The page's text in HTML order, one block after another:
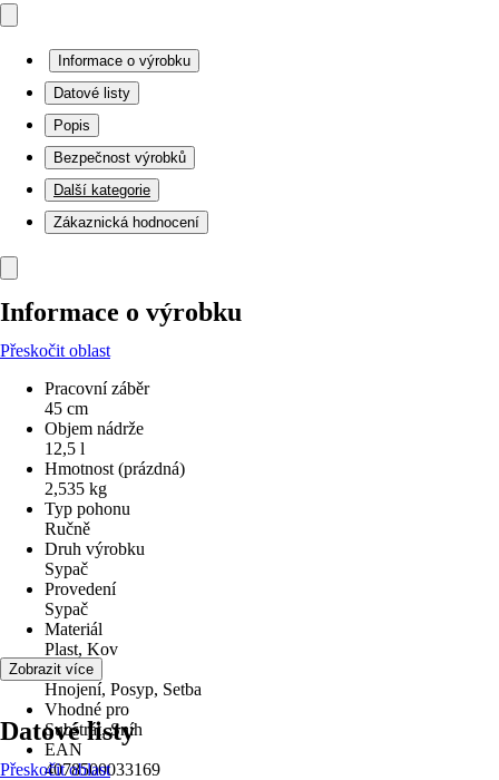
Informace o výrobku
Datové listy
Popis
Bezpečnost výrobků
Další kategorie
Zákaznická hodnocení
Informace o výrobku
Přeskočit oblast
Pracovní záběr
45 cm
Objem nádrže
12,5 l
Hmotnost (prázdná)
2,535 kg
Typ pohonu
Ručně
Druh výrobku
Sypač
Provedení
Sypač
Materiál
Plast, Kov
Využití
Hnojení, Posyp, Setba
Vhodné pro
Substrát, Sníh
EAN
4078500033169
Zobrazit více
Datové listy
Přeskočit oblast